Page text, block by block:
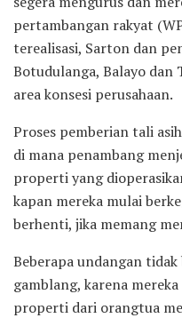
pertambangan rakyat
terealisasi, Sarton dan
Botudulanga, Balayo
area konsesi perusahaan.
Proses pemberian tali
di mana penambang
properti yang
kapan mereka mulai
berhenti, jika memang
Beberapa undangan tidak
gamblang, karena
properti dari orangtua